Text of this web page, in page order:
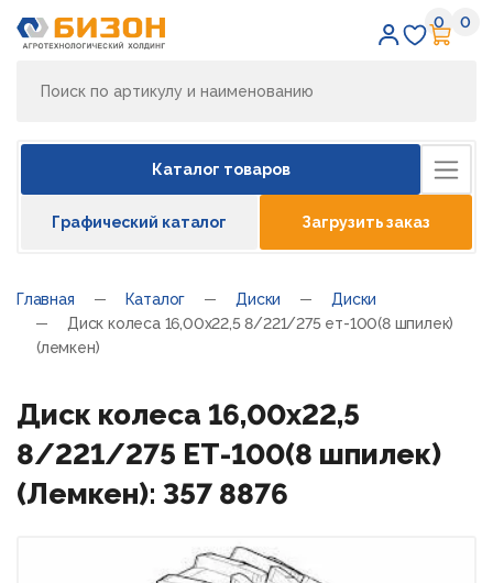
0 0
Каталог товаров
Графический каталог Загрузить заказ
Главная Каталог Диски
Диски
Диск колеса 16,00x22,5 8/221/275 ет-100(8 шпилек)
(лемкен)
Диск колеса 16,00x22,5
8/221/275 ЕТ-100(8 шпилек)
(Лемкен): 357 8876